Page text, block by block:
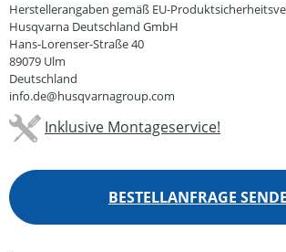
Herstellerangaben gemäß EU-
Husqvarna Deutschland GmbH
Hans-Lorenser-Straße 40
89079 Ulm
Deutschland
info.de@husqvarnagroup.com
Inklusive Montageservice!
BESTELLANFRAGE